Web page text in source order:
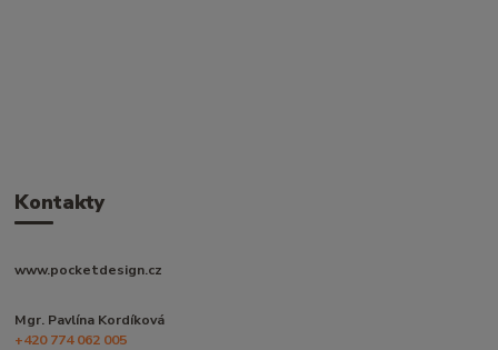
Kontakty
www.pocketdesign.cz
Mgr. Pavlína Kordíková
+420 774 062 005